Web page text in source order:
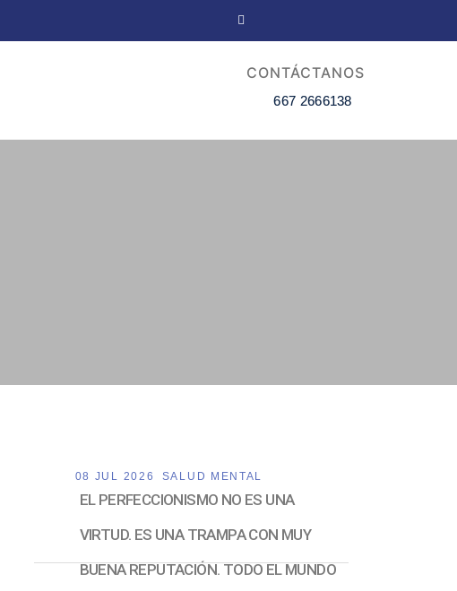
CONTÁCTANOS
667 2666138
08 JUL 2026 SALUD MENTAL
EL PERFECCIONISMO NO ES UNA
VIRTUD. ES UNA TRAMPA CON MUY
BUENA REPUTACIÓN. TODO EL MUNDO